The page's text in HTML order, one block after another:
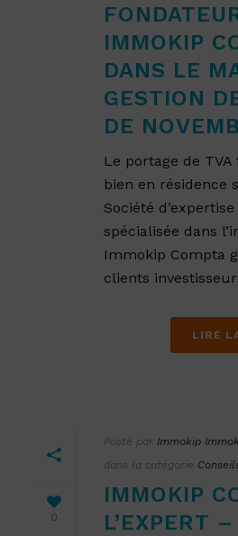
IMMOKIP
DANS LE
GESTION
DE
Le portage de TVA
bien en résidence
Société
spécialisée dans
Immokip Compta
clients
LIRE
0
Posté par Immokip
dans la catégorie
IMMOKIP
L’EXPERT –